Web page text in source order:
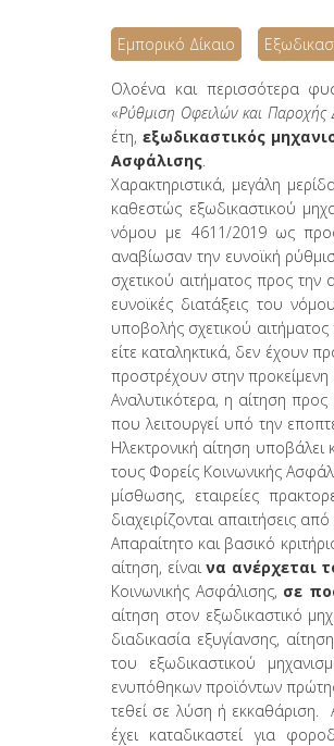
Εμπορικό Δίκαιο
Ολοένα και περισσότερα
«Ρύθμιση Οφειλών και Παροχής
έτη,εξωδικαστικός
Ασφάλισης
Χαρακτηριστικά, μεγάλη
καθεστώς εξωδικαστικού
νόμου με 4611/2019 ως
αναβίωσαν την ευνοϊκή
σχετικού αιτήματος προς
ευνοϊκές διατάξεις του
υποβολής σχετικού
είτε καταληκτικά, δεν έχουν
προστρέχουν στην προκείμενη
Αναλυτικότερα, η αίτηση
που λειτουργεί υπό την
Ηλεκτρονική αίτηση
τους Φορείς Κοινωνικής
μίσθωσης, εταιρείες
διαχειρίζονται απαιτήσεις
Απαραίτητο και βασικό
αίτηση, είναινα ανέρχεται
Κοινωνικής Ασφάλισης, σε
αίτηση στον εξωδικαστικό
διαδικασία εξυγίανσης,
του εξωδικαστικού
ενυπόθηκων προϊόντων
τεθεί σε λύση ή
έχει καταδικαστεί για